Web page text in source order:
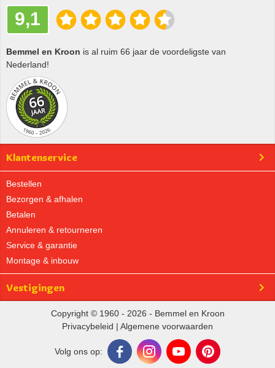
9,1
Bemmel en Kroon is al ruim 66 jaar de voordeligste van
Nederland!
Klantenservice
Bestellen
Bezorgen & afhalen
Betalen
Annuleren & retourneren
Service & garantie
Montage & inbouw
Vestigingen
Copyright © 1960 - 2026 - Bemmel en Kroon
Privacybeleid | Algemene voorwaarden
Volg ons op: